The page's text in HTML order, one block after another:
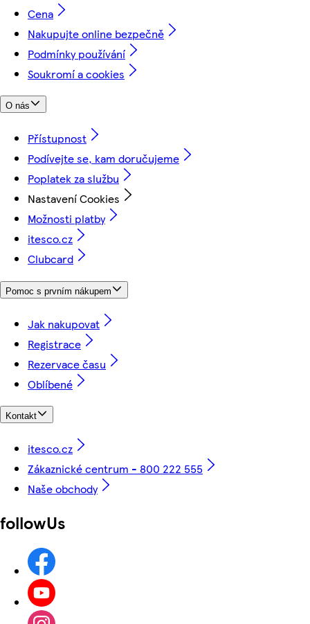
Cena
Nakupujte online bezpečně
Podmínky používání
Soukromí a cookies
O nás
Přístupnost
Podívejte se, kam doručujeme
Poplatek za službu
Nastavení Cookies
Možnosti platby
itesco.cz
Clubcard
Pomoc s prvním nákupem
Jak nakupovat
Registrace
Rezervace času
Oblíbené
Kontakt
itesco.cz
Zákaznické centrum - 800 222 555
Naše obchody
followUs